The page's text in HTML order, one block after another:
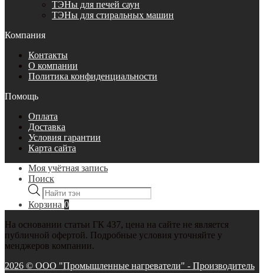
ТЭНы для печей саун
ТЭНы для стиральных машин
Компания
Контакты
О компании
Политика конфиденциальности
Помощь
Оплата
Доставка
Условия гарантии
Карта сайта
Моя учётная запись
Поиск
Поиск
товаров
Корзина 0
На основании статьи ГК 437, цена на сайте не является
публичной офертой. Подробные условия уточняйте у
менджеров компании.
2026 © ООО "Промышленные нагреватели" - Производитель